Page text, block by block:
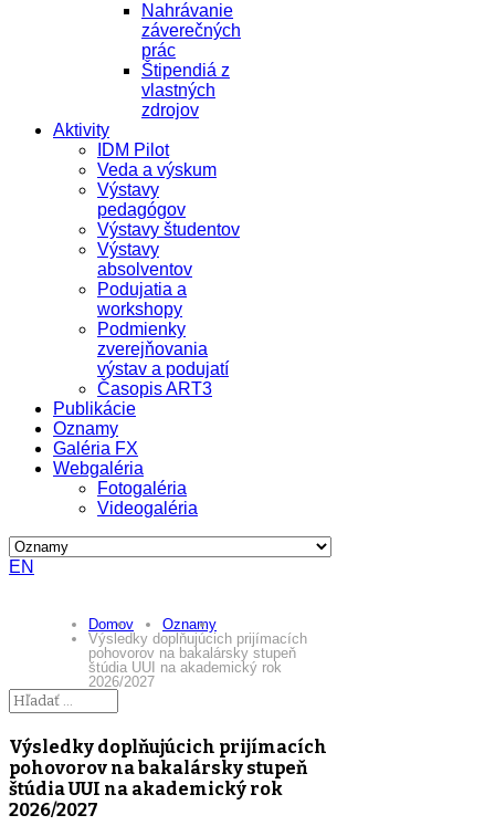
Nahrávanie
záverečných
prác
Štipendiá z
vlastných
zdrojov
Aktivity
IDM Pilot
Veda a výskum
Výstavy
pedagógov
Výstavy študentov
Výstavy
absolventov
Podujatia a
workshopy
Podmienky
zverejňovania
výstav a podujatí
Časopis ART3
Publikácie
Oznamy
Galéria FX
Webgaléria
Fotogaléria
Videogaléria
EN
Domov
Oznamy
Výsledky doplňujúcich prijímacích
pohovorov na bakalársky stupeň
štúdia UUI na akademický rok
2026/2027
Výsledky doplňujúcich prijímacích
pohovorov na bakalársky stupeň
štúdia UUI na akademický rok
2026/2027